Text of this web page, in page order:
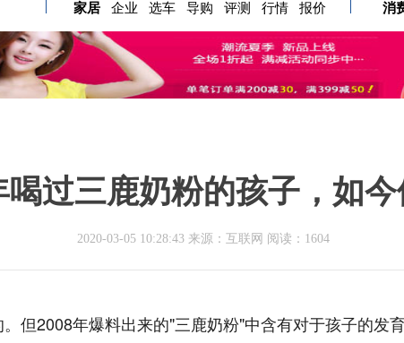
家居
企业 选车 导购 评测 行情 报价
消
过三鹿奶粉的孩子，如
2020-03-05 10:28:43 来源：互联网 阅读：1604
但2008年爆料出来的"三鹿奶粉"中含有对于孩子的发